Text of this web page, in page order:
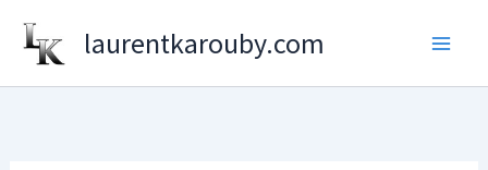
laurentkarouby.com